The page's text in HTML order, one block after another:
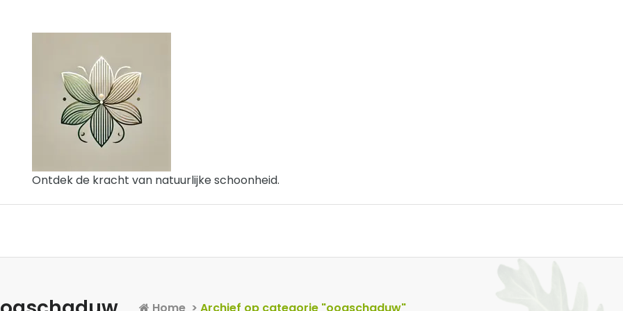
Ontdek de kracht van natuurlijke schoonheid.
Home > Archief op categorie "oogschaduw"